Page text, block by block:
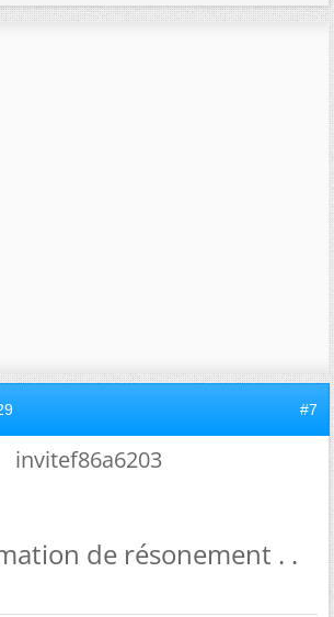
#7
invitef86a6203
de résonement . .